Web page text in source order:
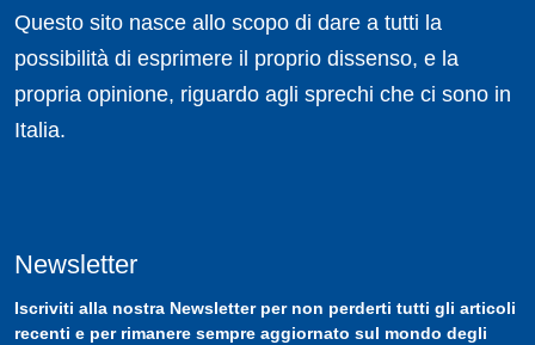
Questo sito nasce allo scopo di dare a tutti la
possibilità di esprimere il proprio dissenso, e la
propria opinione, riguardo agli sprechi che ci sono in
Italia.
Newsletter
Iscriviti alla nostra Newsletterper non perderti tutti gli articoli
recenti e per rimanere sempre aggiornato sul mondo degli